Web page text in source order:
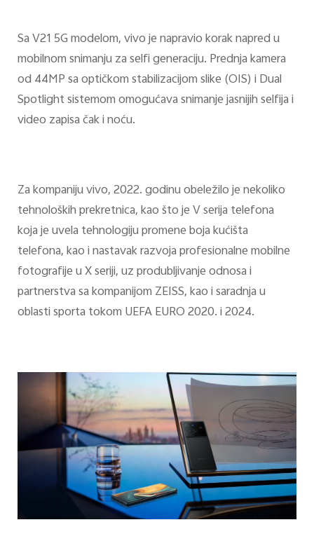
Sa V21 5G modelom, vivo je napravio korak napred u
mobilnom snimanju za selfi generaciju. Prednja kamera
od 44MP sa optičkom stabilizacijom slike (OIS) i Dual
Spotlight sistemom omogućava snimanje jasnijih selfija i
video zapisa čak i noću.
Za kompaniju vivo, 2022. godinu obeležilo je nekoliko
tehnoloških prekretnica, kao što je V serija telefona
koja je uvela tehnologiju promene boja kućišta
telefona, kao i nastavak razvoja profesionalne mobilne
fotografije u X seriji, uz produbljivanje odnosa i
partnerstva sa kompanijom ZEISS, kao i saradnja u
oblasti sporta tokom UEFA EURO 2020. i 2024.